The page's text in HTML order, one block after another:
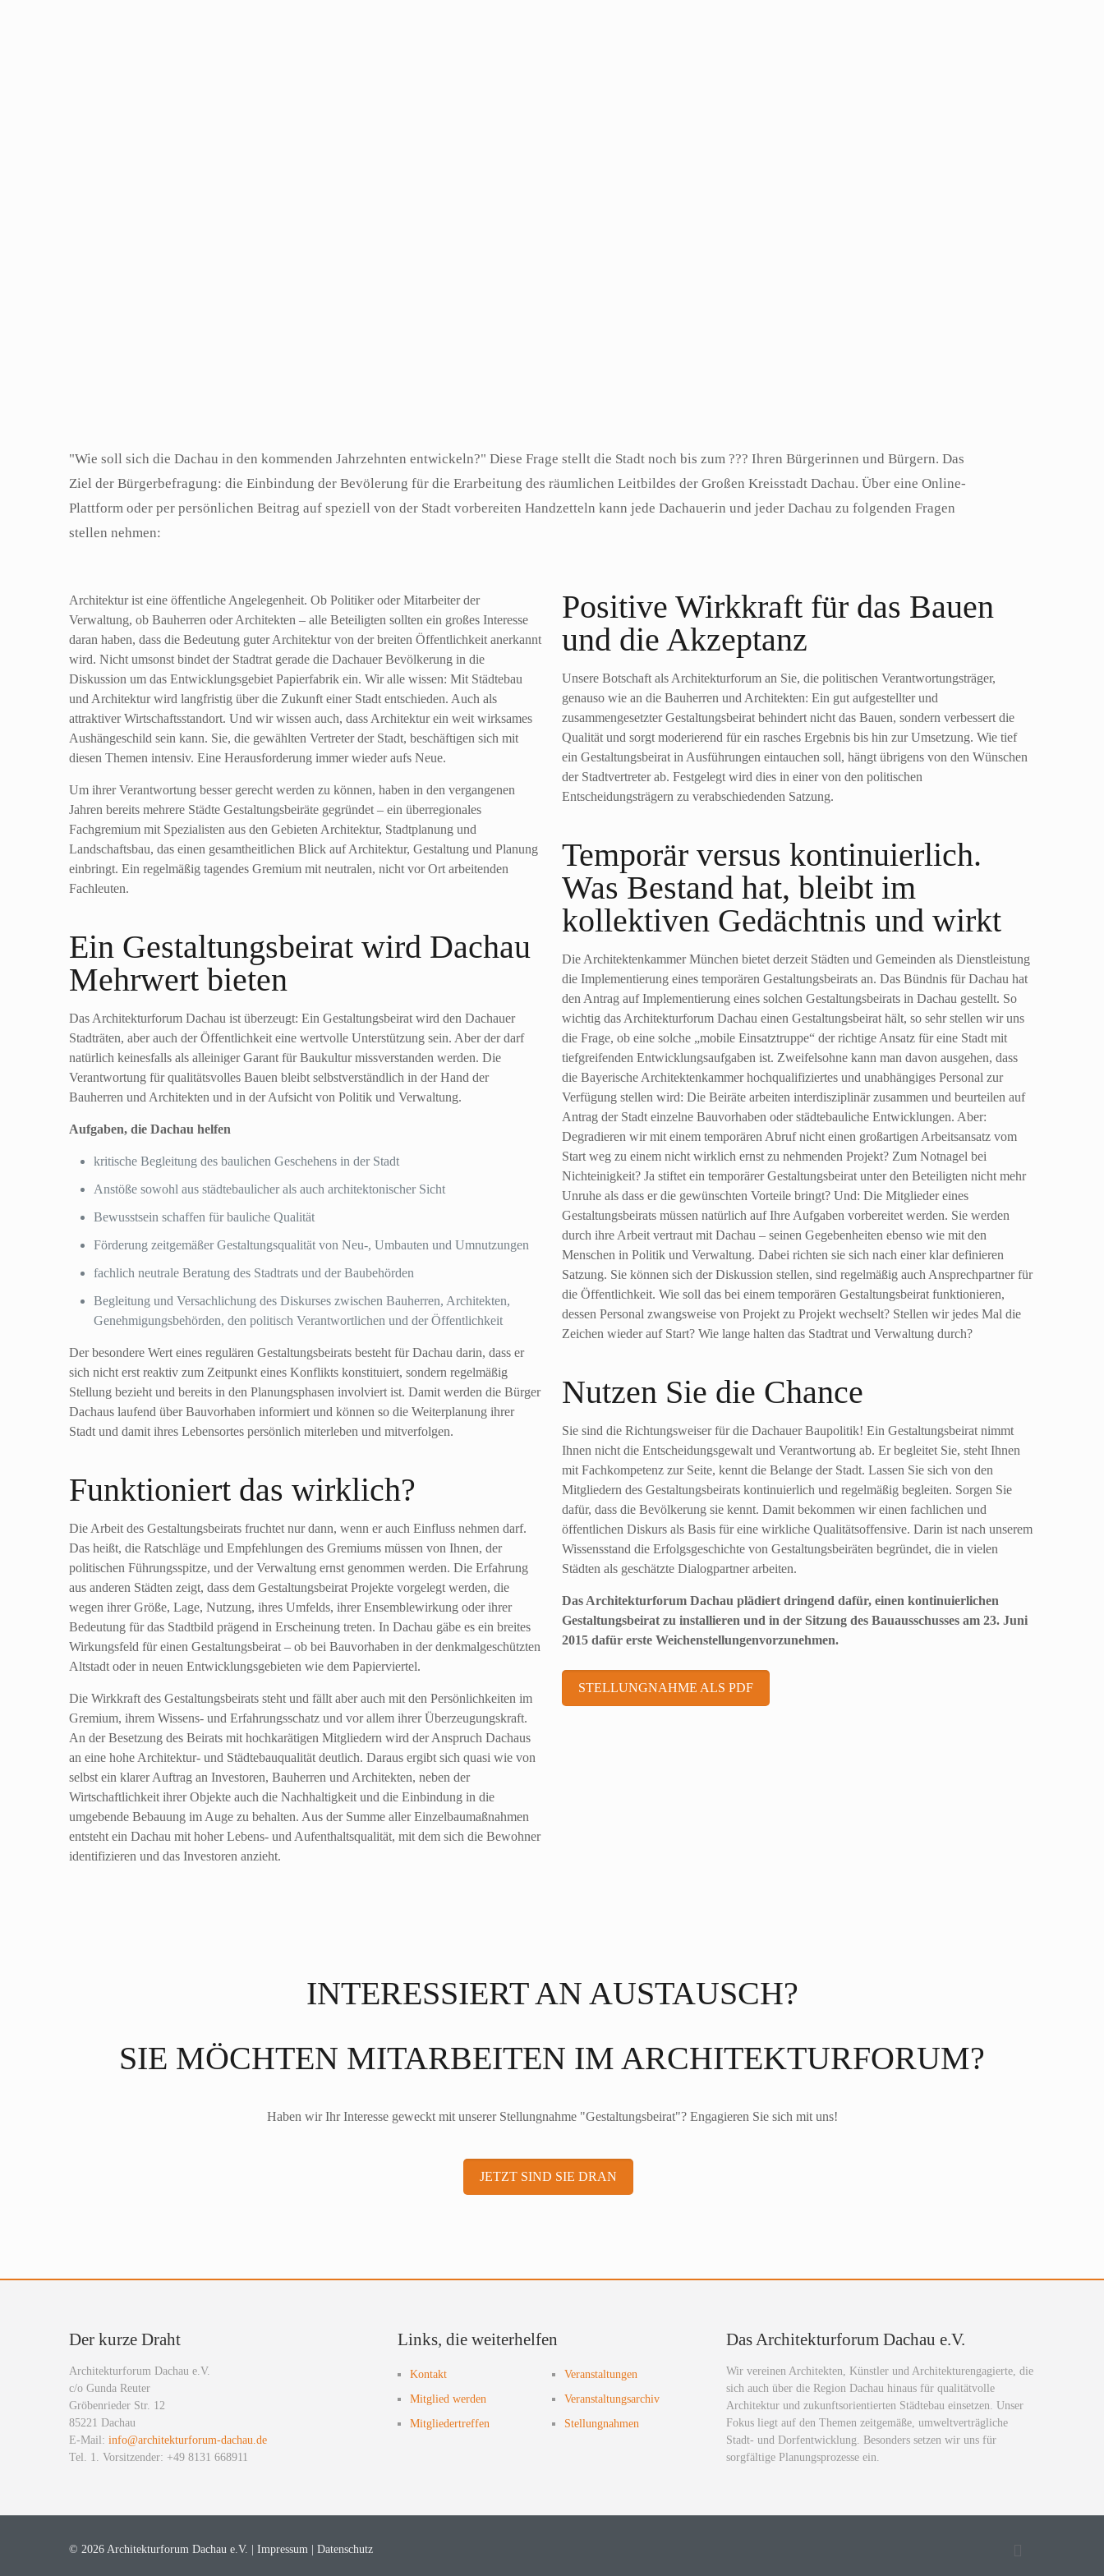
"Wie soll sich die Dachau in den kommenden Jahrzehnten entwickeln?" Diese Frage stellt die Stadt noch bis zum ??? Ihren Bürgerinnen und Bürgern. Das
Ziel der Bürgerbefragung: die Einbindung der Bevölerung für die Erarbeitung des räumlichen Leitbildes der Großen Kreisstadt Dachau. Über eine Online-
Plattform oder per persönlichen Beitrag auf speziell von der Stadt vorbereiten Handzetteln kann jede Dachauerin und jeder Dachau zu folgenden Fragen
stellen nehmen:
Architektur ist eine öffentliche Angelegenheit. Ob Politiker oder Mitarbeiter der
Verwaltung, ob Bauherren oder Architekten – alle Beteiligten sollten ein großes Interesse
daran haben, dass die Bedeutung guter Architektur von der breiten Öffentlichkeit anerkannt
wird. Nicht umsonst bindet der Stadtrat gerade die Dachauer Bevölkerung in die
Diskussion um das Entwicklungsgebiet Papierfabrik ein. Wir alle wissen: Mit Städtebau
und Architektur wird langfristig über die Zukunft einer Stadt entschieden. Auch als
attraktiver Wirtschaftsstandort. Und wir wissen auch, dass Architektur ein weit wirksames
Aushängeschild sein kann. Sie, die gewählten Vertreter der Stadt, beschäftigen sich mit
diesen Themen intensiv. Eine Herausforderung immer wieder aufs Neue.
Um ihrer Verantwortung besser gerecht werden zu können, haben in den vergangenen
Jahren bereits mehrere Städte Gestaltungsbeiräte gegründet – ein überregionales
Fachgremium mit Spezialisten aus den Gebieten Architektur, Stadtplanung und
Landschaftsbau, das einen gesamtheitlichen Blick auf Architektur, Gestaltung und Planung
einbringt. Ein regelmäßig tagendes Gremium mit neutralen, nicht vor Ort arbeitenden
Fachleuten.
Ein Gestaltungsbeirat wird Dachau
Mehrwert bieten
Das Architekturforum Dachau ist überzeugt: Ein Gestaltungsbeirat wird den Dachauer
Stadträten, aber auch der Öffentlichkeit eine wertvolle Unterstützung sein. Aber der darf
natürlich keinesfalls als alleiniger Garant für Baukultur missverstanden werden. Die
Verantwortung für qualitätsvolles Bauen bleibt selbstverständlich in der Hand der
Bauherren und Architekten und in der Aufsicht von Politik und Verwaltung.
Aufgaben, die Dachau helfen
kritische Begleitung des baulichen Geschehens in der Stadt
Anstöße sowohl aus städtebaulicher als auch architektonischer Sicht
Bewusstsein schaffen für bauliche Qualität
Förderung zeitgemäßer Gestaltungsqualität von Neu-, Umbauten und Umnutzungen
fachlich neutrale Beratung des Stadtrats und der Baubehörden
Begleitung und Versachlichung des Diskurses zwischen Bauherren, Architekten,
Genehmigungsbehörden, den politisch Verantwortlichen und der Öffentlichkeit
Der besondere Wert eines regulären Gestaltungsbeirats besteht für Dachau darin, dass er
sich nicht erst reaktiv zum Zeitpunkt eines Konflikts konstituiert, sondern regelmäßig
Stellung bezieht und bereits in den Planungsphasen involviert ist. Damit werden die Bürger
Dachaus laufend über Bauvorhaben informiert und können so die Weiterplanung ihrer
Stadt und damit ihres Lebensortes persönlich miterleben und mitverfolgen.
Funktioniert das wirklich?
Die Arbeit des Gestaltungsbeirats fruchtet nur dann, wenn er auch Einfluss nehmen darf.
Das heißt, die Ratschläge und Empfehlungen des Gremiums müssen von Ihnen, der
politischen Führungsspitze, und der Verwaltung ernst genommen werden. Die Erfahrung
aus anderen Städten zeigt, dass dem Gestaltungsbeirat Projekte vorgelegt werden, die
wegen ihrer Größe, Lage, Nutzung, ihres Umfelds, ihrer Ensemblewirkung oder ihrer
Bedeutung für das Stadtbild prägend in Erscheinung treten. In Dachau gäbe es ein breites
Wirkungsfeld für einen Gestaltungsbeirat – ob bei Bauvorhaben in der denkmalgeschützten
Altstadt oder in neuen Entwicklungsgebieten wie dem Papierviertel.
Die Wirkkraft des Gestaltungsbeirats steht und fällt aber auch mit den Persönlichkeiten im
Gremium, ihrem Wissens- und Erfahrungsschatz und vor allem ihrer Überzeugungskraft.
An der Besetzung des Beirats mit hochkarätigen Mitgliedern wird der Anspruch Dachaus
an eine hohe Architektur- und Städtebauqualität deutlich. Daraus ergibt sich quasi wie von
selbst ein klarer Auftrag an Investoren, Bauherren und Architekten, neben der
Wirtschaftlichkeit ihrer Objekte auch die Nachhaltigkeit und die Einbindung in die
umgebende Bebauung im Auge zu behalten. Aus der Summe aller Einzelbaumaßnahmen
entsteht ein Dachau mit hoher Lebens- und Aufenthaltsqualität, mit dem sich die Bewohner
identifizieren und das Investoren anzieht.
Positive Wirkkraft für das Bauen
und die Akzeptanz
Unsere Botschaft als Architekturforum an Sie, die politischen Verantwortungsträger,
genauso wie an die Bauherren und Architekten: Ein gut aufgestellter und
zusammengesetzter Gestaltungsbeirat behindert nicht das Bauen, sondern verbessert die
Qualität und sorgt moderierend für ein rasches Ergebnis bis hin zur Umsetzung. Wie tief
ein Gestaltungsbeirat in Ausführungen eintauchen soll, hängt übrigens von den Wünschen
der Stadtvertreter ab. Festgelegt wird dies in einer von den politischen
Entscheidungsträgern zu verabschiedenden Satzung.
Temporär versus kontinuierlich.
Was Bestand hat, bleibt im
kollektiven Gedächtnis und wirkt
Die Architektenkammer München bietet derzeit Städten und Gemeinden als Dienstleistung
die Implementierung eines temporären Gestaltungsbeirats an. Das Bündnis für Dachau hat
den Antrag auf Implementierung eines solchen Gestaltungsbeirats in Dachau gestellt. So
wichtig das Architekturforum Dachau einen Gestaltungsbeirat hält, so sehr stellen wir uns
die Frage, ob eine solche „mobile Einsatztruppe“ der richtige Ansatz für eine Stadt mit
tiefgreifenden Entwicklungsaufgaben ist. Zweifelsohne kann man davon ausgehen, dass
die Bayerische Architektenkammer hochqualifiziertes und unabhängiges Personal zur
Verfügung stellen wird: Die Beiräte arbeiten interdisziplinär zusammen und beurteilen auf
Antrag der Stadt einzelne Bauvorhaben oder städtebauliche Entwicklungen. Aber:
Degradieren wir mit einem temporären Abruf nicht einen großartigen Arbeitsansatz vom
Start weg zu einem nicht wirklich ernst zu nehmenden Projekt? Zum Notnagel bei
Nichteinigkeit? Ja stiftet ein temporärer Gestaltungsbeirat unter den Beteiligten nicht mehr
Unruhe als dass er die gewünschten Vorteile bringt? Und: Die Mitglieder eines
Gestaltungsbeirats müssen natürlich auf Ihre Aufgaben vorbereitet werden. Sie werden
durch ihre Arbeit vertraut mit Dachau – seinen Gegebenheiten ebenso wie mit den
Menschen in Politik und Verwaltung. Dabei richten sie sich nach einer klar definieren
Satzung. Sie können sich der Diskussion stellen, sind regelmäßig auch Ansprechpartner für
die Öffentlichkeit. Wie soll das bei einem temporären Gestaltungsbeirat funktionieren,
dessen Personal zwangsweise von Projekt zu Projekt wechselt? Stellen wir jedes Mal die
Zeichen wieder auf Start? Wie lange halten das Stadtrat und Verwaltung durch?
Nutzen Sie die Chance
Sie sind die Richtungsweiser für die Dachauer Baupolitik! Ein Gestaltungsbeirat nimmt
Ihnen nicht die Entscheidungsgewalt und Verantwortung ab. Er begleitet Sie, steht Ihnen
mit Fachkompetenz zur Seite, kennt die Belange der Stadt. Lassen Sie sich von den
Mitgliedern des Gestaltungsbeirats kontinuierlich und regelmäßig begleiten. Sorgen Sie
dafür, dass die Bevölkerung sie kennt. Damit bekommen wir einen fachlichen und
öffentlichen Diskurs als Basis für eine wirkliche Qualitätsoffensive. Darin ist nach unserem
Wissensstand die Erfolgsgeschichte von Gestaltungsbeiräten begründet, die in vielen
Städten als geschätzte Dialogpartner arbeiten.
Das Architekturforum Dachau plädiert dringend dafür, einen kontinuierlichen
Gestaltungsbeirat zu installieren und in der Sitzung des Bauausschusses am 23. Juni
2015 dafür erste Weichenstellungenvorzunehmen.
STELLUNGNAHME ALS PDF
INTERESSIERT AN AUSTAUSCH?
SIE MÖCHTEN MITARBEITEN IM ARCHITEKTURFORUM?
Haben wir Ihr Interesse geweckt mit unserer Stellungnahme "Gestaltungsbeirat"? Engagieren Sie sich mit uns!
JETZT SIND SIE DRAN
Der kurze Draht
Architekturforum Dachau e.V.
c/o Gunda Reuter
Gröbenrieder Str. 12
85221 Dachau
E-Mail: info@architekturforum-dachau.de
Tel. 1. Vorsitzender: +49 8131 668911
Links, die weiterhelfen
Kontakt
Mitglied werden
Mitgliedertreffen
Veranstaltungen
Veranstaltungsarchiv
Stellungnahmen
Das Architekturforum Dachau e.V.
Wir vereinen Architekten, Künstler und Architekturengagierte, die
sich auch über die Region Dachau hinaus für qualitätvolle
Architektur und zukunftsorientierten Städtebau einsetzen. Unser
Fokus liegt auf den Themen zeitgemäße, umweltverträgliche
Stadt- und Dorfentwicklung. Besonders setzen wir uns für
sorgfältige Planungsprozesse ein.
© 2026 Architekturforum Dachau e.V. | Impressum Datenschutz